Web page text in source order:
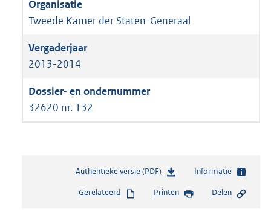
Tweede Kamer der Staten-Generaal
2013-2014
32620 nr. 132
Authentieke versie (PDF)b
s
Informatie
Gerelateerd Printen Delen